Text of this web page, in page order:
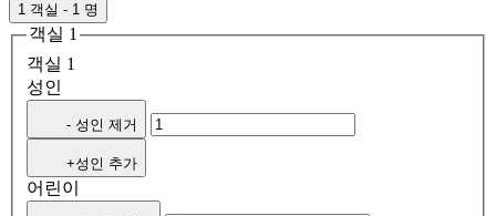
1 객실 - 1 명
객실 1
객실 1
성인
- 성인 제거
+성인 추가
어린이